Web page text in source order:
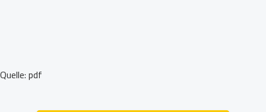
Quelle: pdf